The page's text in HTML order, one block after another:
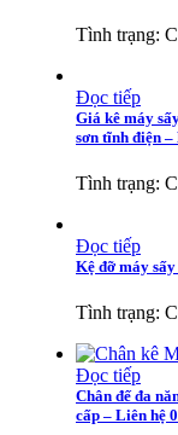
Tình trạng:
Đọc tiếp
Giá kê máy
sơn tĩnh điện –
Tình trạng:
Đọc tiếp
Kệ đỡ máy
Tình trạng:
Đọc tiếp
Chân đế đa
cấp – Liên hệ